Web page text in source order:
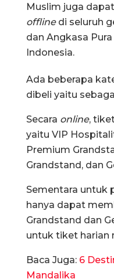
Muslim juga
offlinedi seluruh
dan Angkasa
Indonesia.
Ada beberapa
dibeli yaitu
Secara online,
yaitu VIP
Premium
Grandstand, dan
Sementara untuk
hanya dapat
Grandstand dan
untuk tiket harian
Baca Juga: 6
Mandalika